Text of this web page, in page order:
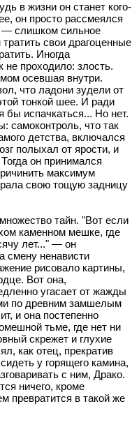
в жизни он станет кого-
он просто рассмеялся
— слишком сильное
свои драгоценные
Иногда
не проходило: злость.
осевшая внутри.
что ладони зудели от
тонкой шее. И ради
бы испачкаться... Но нет.
самоконтроль, что так
детства, включался
полыхал от ярости, и
он принимался
максимум
свою тощую задницу
тайн. "Вот если
каменном мешке, где
лет..." — он
смену ненависти
рисовало картины,
Вот она,
угасает от жажды
по древним замшелым
и она постепенно
тьме, где нет ни
скрежет и глухие
как отец, прекратив
у горящего камина,
с ним, Драко.
ничего, кроме
превратится в такой же